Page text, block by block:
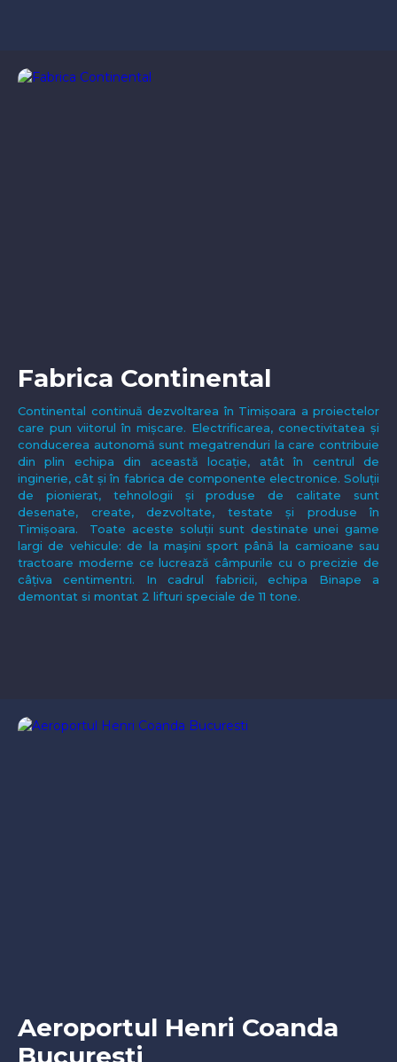
Fabrica Continental
Continental continuă dezvoltarea în Timișoara a proiectelor
care pun viitorul în mișcare. Electrificarea, conectivitatea și
conducerea autonomă sunt megatrenduri la care contribuie
din plin echipa din această locație, atât în centrul de
inginerie, cât și în fabrica de componente electronice. Soluții
de pionierat, tehnologii și produse de calitate sunt
desenate, create, dezvoltate, testate și produse în
Timișoara. Toate aceste soluții sunt destinate unei game
largi de vehicule: de la maşini sport până la camioane sau
tractoare moderne ce lucrează câmpurile cu o precizie de
câțiva centimentri. In cadrul fabricii, echipa Binape a
demontat si montat 2 lifturi speciale de 11 tone.
Aeroportul Henri Coanda
Bucuresti